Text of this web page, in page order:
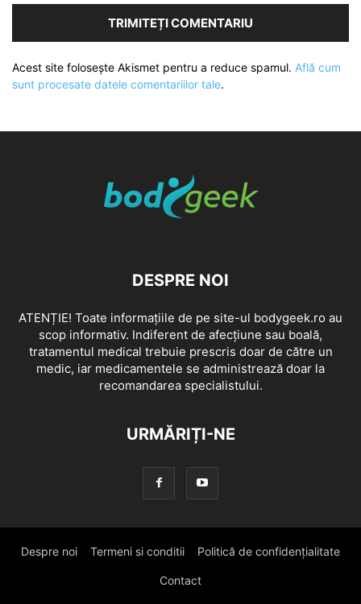
Acest site folosește Akismet pentru a reduce spamul. Află cum
sunt procesate datele comentariilor tale.
DESPRE NOI
ATENȚIE! Toate informațiile de pe site-ul bodygeek.ro au
scop informativ. Indiferent de afecțiune sau boală,
tratamentul medical trebuie prescris doar de către un
medic, iar medicamentele se administrează doar la
recomandarea specialistului.
URMĂRIȚI-NE
Despre noi Termeni si conditii Politică de confidențialitate
Contact